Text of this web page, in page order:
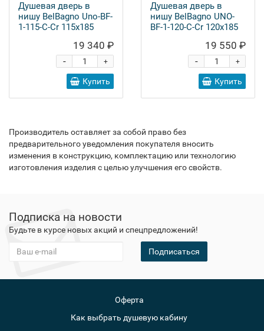
Душевая дверь в
нишу BelBagno Uno-BF-
1-115-C-Cr 115x185
19 340 ₽
+
-
Купить
Душевая дверь в
нишу BelBagno UNO-
BF-1-120-C-Cr 120x185
19 550 ₽
+
-
Купить
Производитель оставляет за собой право без
предварительного уведомления покупателя вносить
изменения в конструкцию, комплектацию или технологию
изготовления изделия с целью улучшения его свойств.
Подписка на новости
Будьте в курсе новых акций и спецпредложений!
Подписаться
Оферта
Как выбрать душевую кабину